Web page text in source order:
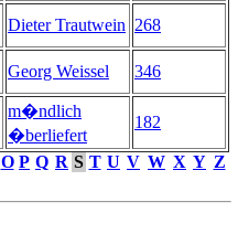
Dieter Trautwein 268
Georg Weissel 346
m�ndlich
�berliefert
182
O P Q R S T U V W X Y Z